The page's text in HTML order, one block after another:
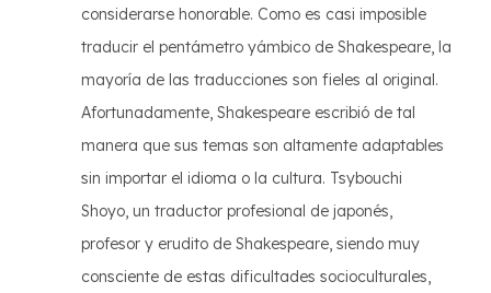
considerarse honorable. Como es casi imposible
traducir el pentámetro yámbico de Shakespeare, la
mayoría de las traducciones son fieles al original.
Afortunadamente, Shakespeare escribió de tal
manera que sus temas son altamente adaptables
sin importar el idioma o la cultura. Tsybouchi
Shoyo, un traductor profesional de japonés,
profesor y erudito de Shakespeare, siendo muy
consciente de estas dificultades socioculturales,